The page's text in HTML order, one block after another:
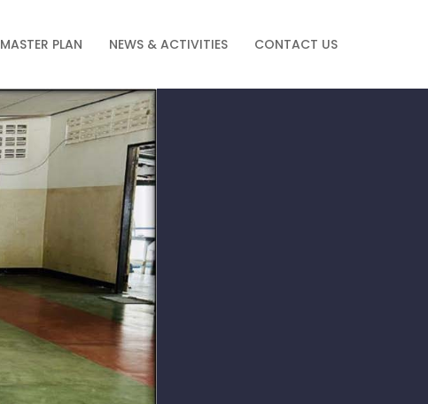
MASTER PLAN NEWS & ACTIVITIES CONTACT US